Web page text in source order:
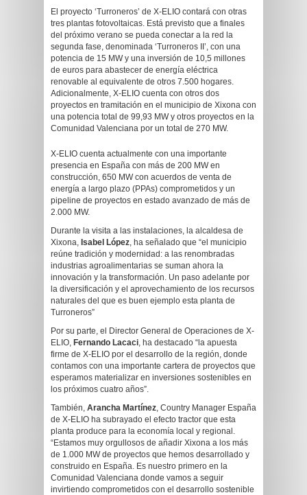
El proyecto ‘Turroneros’ de X-ELIO contará con otras
tres plantas fotovoltaicas. Está previsto que a finales
del próximo verano se pueda conectar a la red la
segunda fase, denominada ‘Turroneros II’, con una
potencia de 15 MW y una inversión de 10,5 millones
de euros para abastecer de energía eléctrica
renovable al equivalente de otros 7.500 hogares.
Adicionalmente, X-ELIO cuenta con otros dos
proyectos en tramitación en el municipio de Xixona con
una potencia total de 99,93 MW y otros proyectos en la
Comunidad Valenciana por un total de 270 MW.
X-ELIO cuenta actualmente con una importante
presencia en España con más de 200 MW en
construcción, 650 MW con acuerdos de venta de
energía a largo plazo (PPAs) comprometidos y un
pipeline de proyectos en estado avanzado de más de
2.000 MW.
Durante la visita a las instalaciones, la alcaldesa de
Xixona, Isabel López, ha señalado que “el municipio
reúne tradición y modernidad: a las renombradas
industrias agroalimentarias se suman ahora la
innovación y la transformación. Un paso adelante por
la diversificación y el aprovechamiento de los recursos
naturales del que es buen ejemplo esta planta de
Turroneros”
Por su parte, el Director General de Operaciones de X-
ELIO, Fernando Lacaci, ha destacado “la apuesta
firme de X-ELIO por el desarrollo de la región, donde
contamos con una importante cartera de proyectos que
esperamos materializar en inversiones sostenibles en
los próximos cuatro años”.
También, Arancha Martínez, Country Manager España
de X-ELIO ha subrayado el efecto tractor que esta
planta produce para la economía local y regional.
“Estamos muy orgullosos de añadir Xixona a los más
de 1.000 MW de proyectos que hemos desarrollado y
construido en España. Es nuestro primero en la
Comunidad Valenciana donde vamos a seguir
invirtiendo comprometidos con el desarrollo sostenible